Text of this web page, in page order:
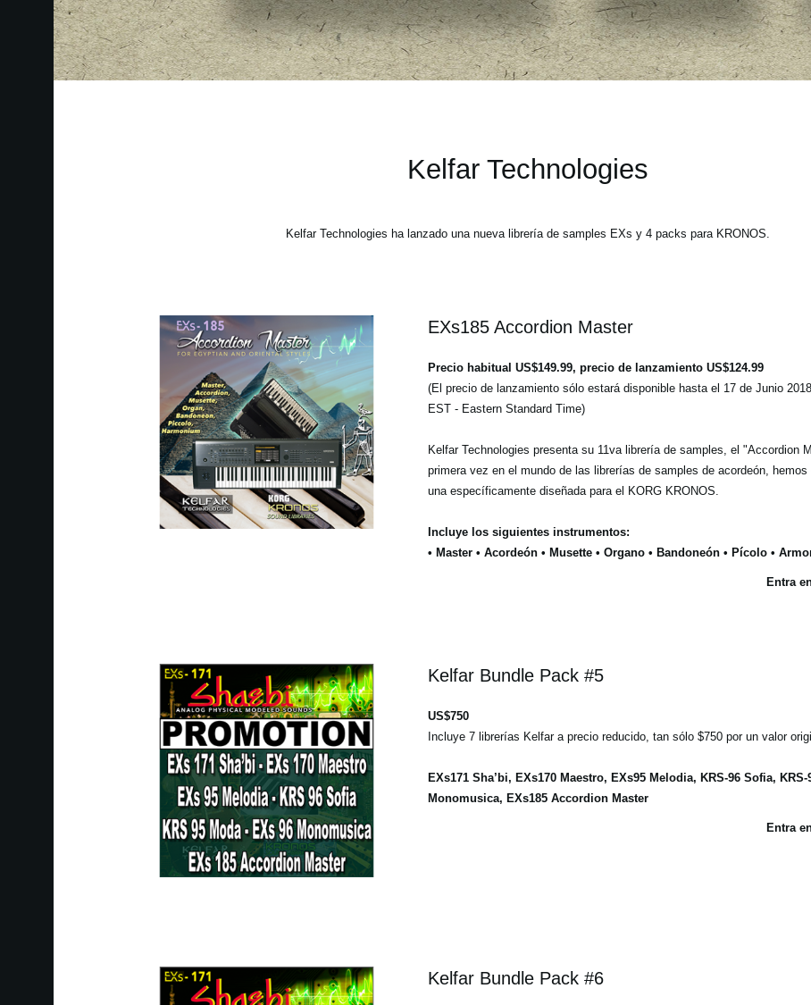
Kelfar Technologies
Kelfar Technologies ha lanzado una nueva librería de samples EXs y 4 packs para KRONOS.
EXs185 Accordion Master
Precio habitual US$149.99, precio de lanzamiento US$124.99
(El precio de lanzamiento sólo estará disponible hasta el 17 de Junio
EST - Eastern Standard Time)
Kelfar Technologies presenta su 11va librería de samples, el "Accordion
primera vez en el mundo de las librerías de samples de acordeón, hemos
una específicamente diseñada para el KORG KRONOS.
Incluye los siguientes instrumentos:
• Master • Acordeón • Musette • Organo • Bandoneón • Pícolo •
Entra
Kelfar Bundle Pack #5
US$750
Incluye 7 librerías Kelfar a precio reducido, tan sólo $750 por un valor
EXs171 Sha’bi, EXs170 Maestro, EXs95 Melodia, KRS-96 Sofia,
Monomusica, EXs185 Accordion Master
Entra
Kelfar Bundle Pack #6